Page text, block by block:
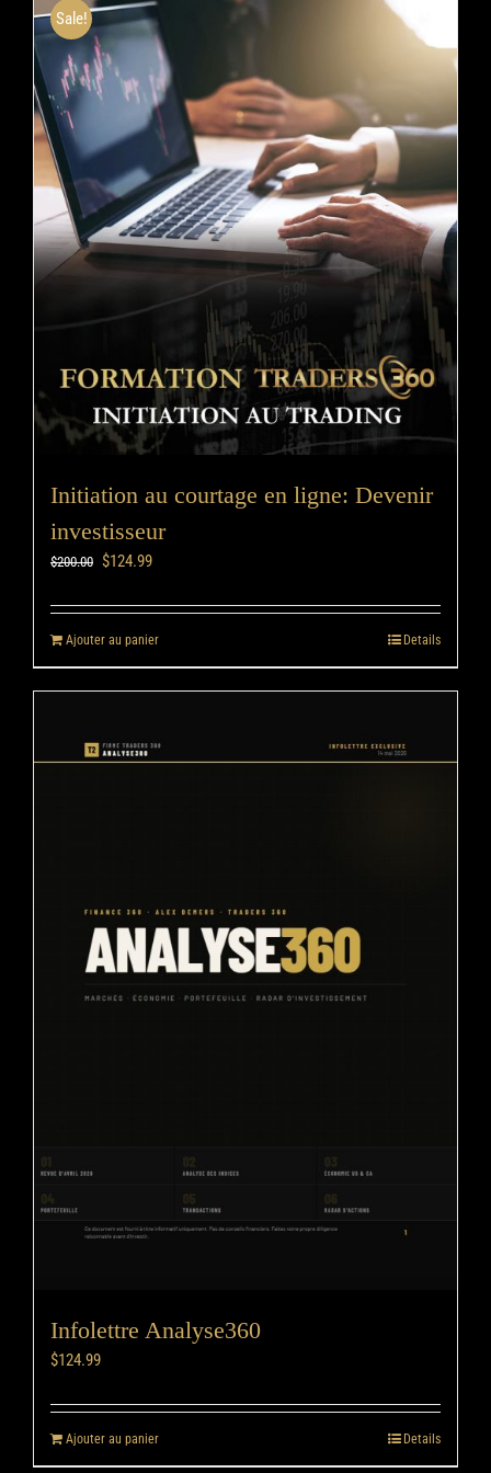
Sale!
Initiation au courtage en ligne: Devenir
investisseur
$200.00 $124.99
Ajouter au panier Details
Infolettre Analyse360
$124.99
Ajouter au panier Details